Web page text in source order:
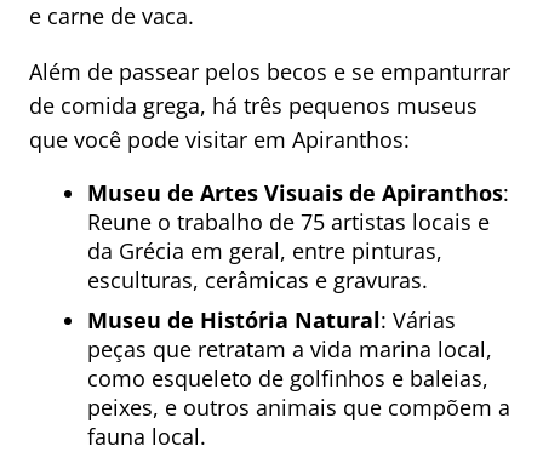
e carne de vaca.
Além de passear pelos becos e se empanturrar
de comida grega, há três pequenos museus
que você pode visitar em Apiranthos:
Museu de Artes Visuais de Apiranthos:
Reune o trabalho de 75 artistas locais e
da Grécia em geral, entre pinturas,
esculturas, cerâmicas e gravuras.
Museu de História Natural: Várias
peças que retratam a vida marina local,
como esqueleto de golfinhos e baleias,
peixes, e outros animais que compõem a
fauna local.